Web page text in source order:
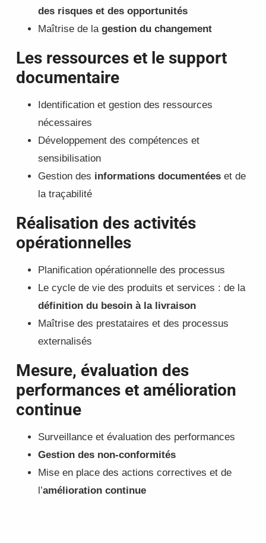
des risques et des opportunités
Maîtrise de la gestion du changement
Les ressources et le support
documentaire
Identification et gestion des ressources
nécessaires
Développement des compétences et
sensibilisation
Gestion des informations documentéeset de
la traçabilité
Réalisation des activités
opérationnelles
Planification opérationnelle des processus
Le cycle de vie des produits et services : de la
définition du besoin à la livraison
Maîtrise des prestataires et des processus
externalisés
Mesure, évaluation des
performances et amélioration
continue
Surveillance et évaluation des performances
Gestion des non-conformités
Mise en place des actions correctives et de
l’amélioration continue